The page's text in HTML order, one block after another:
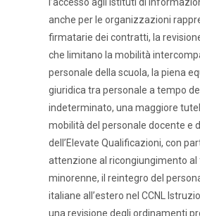
anche per le organizzazioni
firmatarie dei contratti, la
che limitano la mobilità
personale della scuola, la piena
giuridica tra personale a tempo
indeterminato, una maggiore
mobilità del personale docente e
dell’Elevate Qualificazioni, con
attenzione al ricongiungimento al
minorenne, il reintegro del
italiane all’estero nel CCNL
una revisione degli ordinamenti